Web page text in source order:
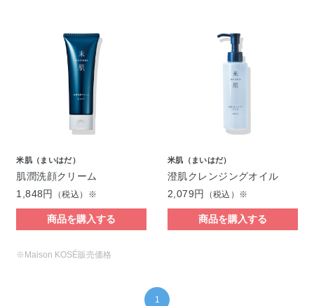
米肌（まいはだ）
肌潤洗顔クリーム
1,848円
（税込）※
商品を購入する
米肌（まいはだ）
澄肌クレンジングオイル
2,079円
（税込）※
商品を購入する
※Maison KOSÉ販売価格
1